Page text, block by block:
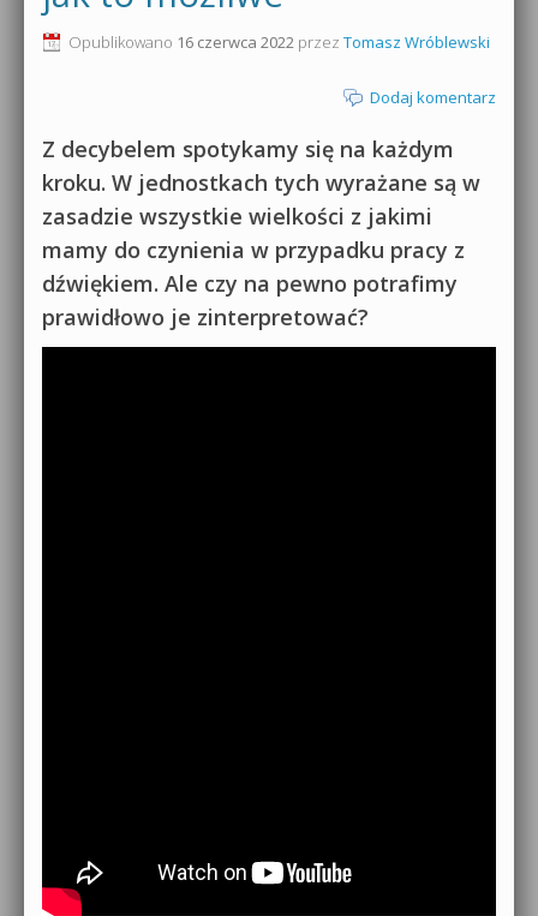
Produkcja muzyczna od podstaw
Sound Forge od podstaw
Dubstep z syntezatorem Massive
Kontakt 5 Kompendium
Pakiety
0dB.pl - informacje
Materiały dla mediów
Archiwum aktualności
Polityka prywatności
Regulamin
Opublikowano 16 czerwca 2022 przez Tomasz Wróblewski
Dodaj komentarz
Z decybelem spotykamy się na każdym
kroku. W jednostkach tych wyrażane są w
zasadzie wszystkie wielkości z jakimi
mamy do czynienia w przypadku pracy z
dźwiękiem. Ale czy na pewno potrafimy
prawidłowo je zinterpretować?